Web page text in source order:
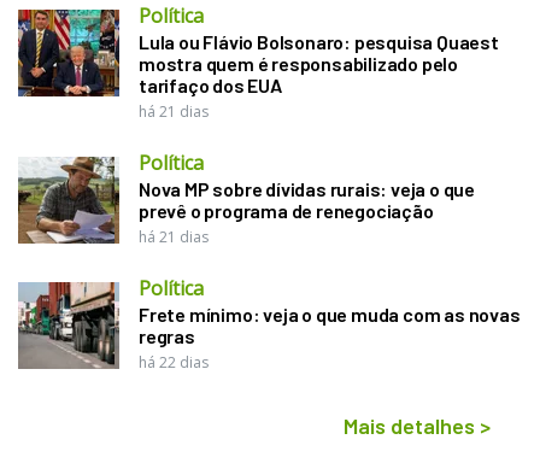
Política
Lula ou Flávio Bolsonaro: pesquisa Quaest
mostra quem é responsabilizado pelo
tarifaço dos EUA
há 21 dias
Política
Nova MP sobre dívidas rurais: veja o que
prevê o programa de renegociação
há 21 dias
Política
Frete mínimo: veja o que muda com as novas
regras
há 22 dias
Mais detalhes >